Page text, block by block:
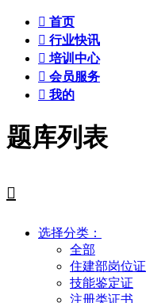
 首页
 行业快讯
 培训中心
 会员服务
 我的
题库列表

选择分类：
全部
住建部岗位证
技能鉴定证
注册类证书